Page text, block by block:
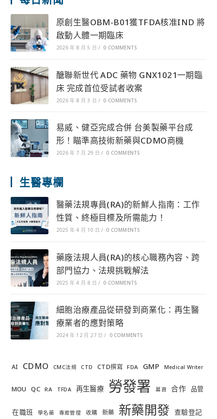
原創生醫OBM-B01獲TFDA核准IND 將
啟動人體一期臨床
2026 年 8 月 5 日 / 0 COMMENTS
醣聯新世代 ADC 藥物 GNX1021一期臨
床 完成首位受試者收案
2026 年 8 月 3 日 / 0 COMMENTS
易威、健亞完成合併 台美製藥平台成
形！瞄準高技術新藥與CDMO商機
2026 年 7 月 29 日 / 0 COMMENTS
生醫專欄
醫藥法規專員(RA)的新鮮人指南：工作
性質、終極目標及所需能力！
2025 年 4 月 10 日 / 0 COMMENTS
藥廠法規人員(RA)的核心職務內容、跨
部門協力、法規挑戰解法
2025 年 4 月 8 日 / 0 COMMENTS
細胞治療產品從研發到商業化：再生醫
療業者的應對策略
2024 年 12 月 27 日 / 0 COMMENTS
AI CDMO CMC法規 CTD CTD撰寫 FDA GMP Medical Writer
MOU QC RA TFDA 再生醫療 勞發署 募資 合作 品管
在職班 學名藥 專案管理 收購 新藥 新藥開發 查驗登記